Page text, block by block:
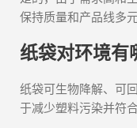
保持质量和产品线多
纸袋对环境有
纸袋可生物降解、可
于减少塑料污染并符